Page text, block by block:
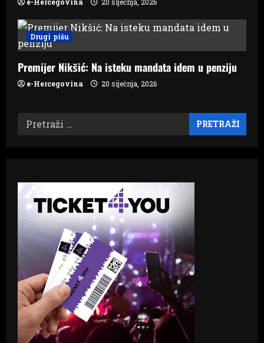
Drugi pišu
Premijer Nikšić: Na isteku mandata idem u penziju
e-Hercegovina 20 siječnja, 2026
Pretraži: